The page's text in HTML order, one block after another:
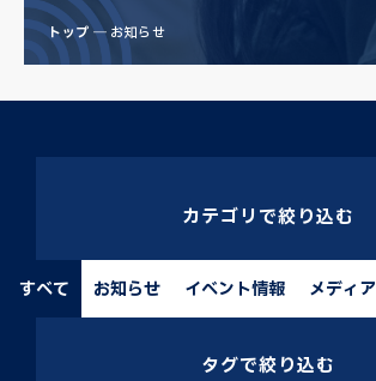
トップ お知らせ
カテゴリで絞り込む
すべて お知らせ イベント情報 メディア
タグで絞り込む